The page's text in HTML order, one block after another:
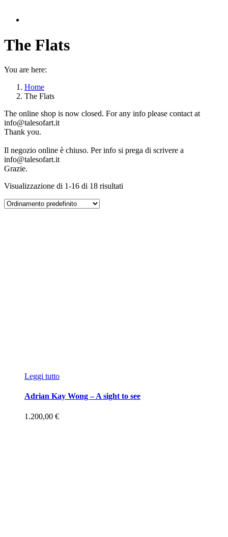
The Flats
You are here:
Home
The Flats
The online shop is now closed. For any info please contact at
info@talesofart.it
Thank you.
Il negozio online è chiuso. Per info si prega di scrivere a
info@talesofart.it
Grazie.
Visualizzazione di 1-16 di 18 risultati
Leggi tutto
Adrian Kay Wong – A sight to see
1.200,00 €